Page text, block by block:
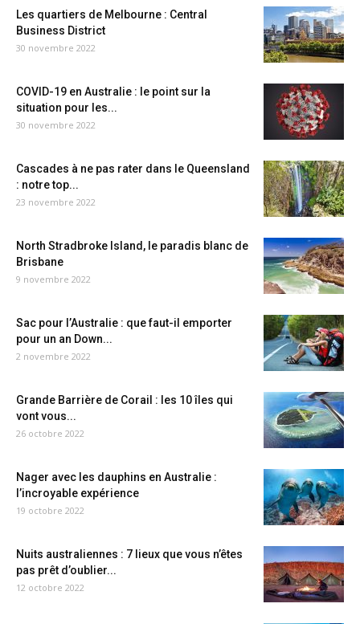
Les quartiers de Melbourne : Central
Business District
30 novembre 2022
COVID-19 en Australie : le point sur la
situation pour les...
30 novembre 2022
Cascades à ne pas rater dans le Queensland
: notre top...
23 novembre 2022
North Stradbroke Island, le paradis blanc de
Brisbane
9 novembre 2022
Sac pour l’Australie : que faut-il emporter
pour un an Down...
2 novembre 2022
Grande Barrière de Corail : les 10 îles qui
vont vous...
26 octobre 2022
Nager avec les dauphins en Australie :
l’incroyable expérience
19 octobre 2022
Nuits australiennes : 7 lieux que vous n’êtes
pas prêt d’oublier...
12 octobre 2022